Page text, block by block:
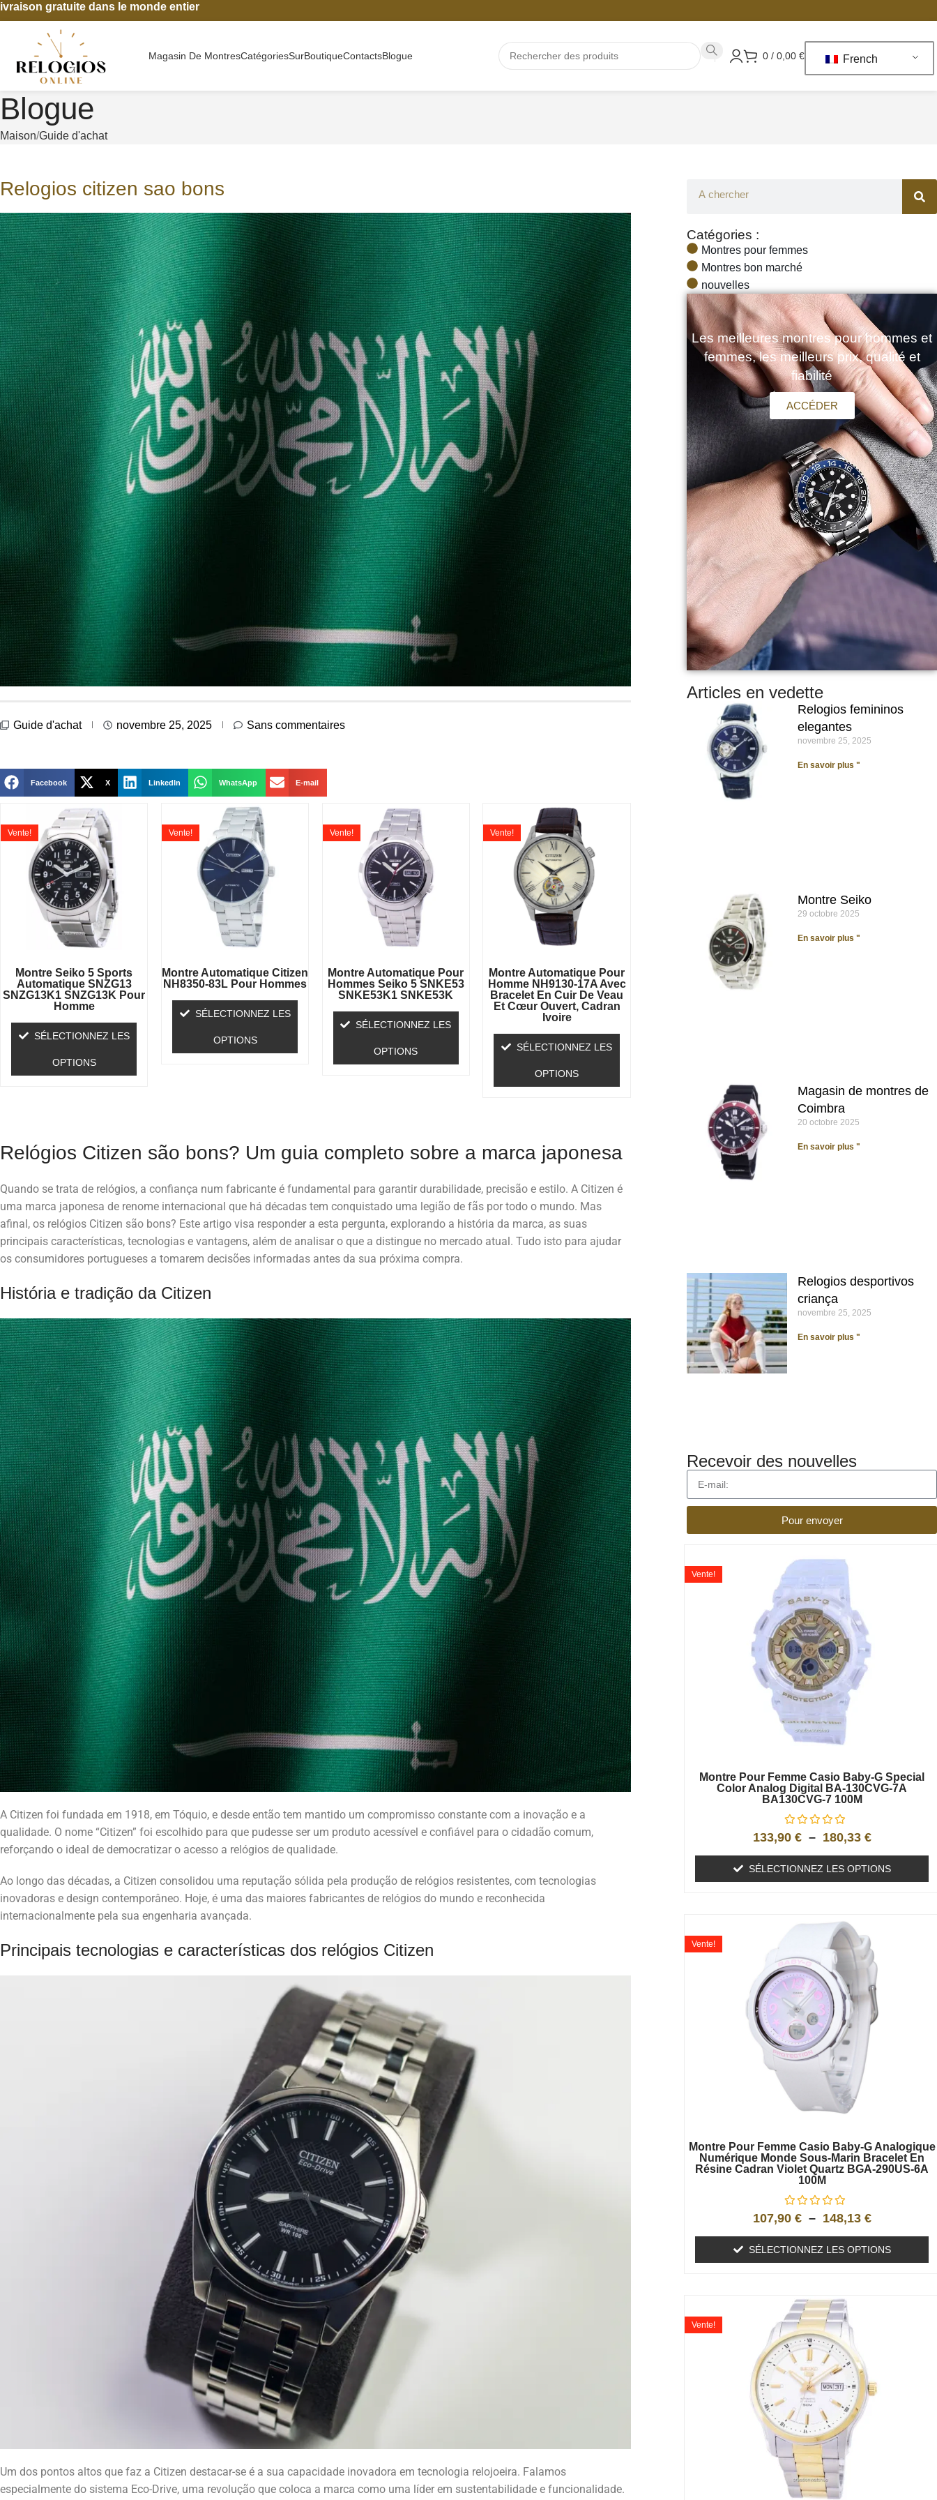
gratuite dans le monde entier
Magasin De MontresCatégoriesSurBoutiqueContactsBlogue 0 / 0,00 € French
Blogue
Maison Guide d'achat
Relogios citizen sao bons
Guide d'achat novembre 25, 2025 Sans commentaires
Facebook X LinkedIn WhatsApp E-mail
Montre Seiko 5 Sports
Automatique SNZG13
SNZG13K1 SNZG13K Pour
Homme
Vente!
SÉLECTIONNEZ LES
OPTIONS
Montre Automatique Citizen
NH8350-83L Pour Hommes
Vente!
SÉLECTIONNEZ LES
OPTIONS
Montre Automatique Pour
Hommes Seiko 5 SNKE53
SNKE53K1 SNKE53K
Vente!
SÉLECTIONNEZ LES
OPTIONS
Montre Automatique Pour
Homme NH9130-17A Avec
Bracelet En Cuir De Veau
Et Cœur Ouvert, Cadran
Ivoire
Vente!
SÉLECTIONNEZ LES
OPTIONS
Relógios Citizen são bons? Um guia completo sobre a marca japonesa
Quando se trata de relógios, a confiança num fabricante é fundamental para garantir durabilidade, precisão e estilo. A Citizen é
uma marca japonesa de renome internacional que há décadas tem conquistado uma legião de fãs por todo o mundo. Mas
afinal, os relógios Citizen são bons? Este artigo visa responder a esta pergunta, explorando a história da marca, as suas
principais características, tecnologias e vantagens, além de analisar o que a distingue no mercado atual. Tudo isto para ajudar
os consumidores portugueses a tomarem decisões informadas antes da sua próxima compra.
História e tradição da Citizen
A Citizen foi fundada em 1918, em Tóquio, e desde então tem mantido um compromisso constante com a inovação e a
qualidade. O nome “Citizen” foi escolhido para que pudesse ser um produto acessível e confiável para o cidadão comum,
reforçando o ideal de democratizar o acesso a relógios de qualidade.
Ao longo das décadas, a Citizen consolidou uma reputação sólida pela produção de relógios resistentes, com tecnologias
inovadoras e design contemporâneo. Hoje, é uma das maiores fabricantes de relógios do mundo e reconhecida
internacionalmente pela sua engenharia avançada.
Principais tecnologias e características dos relógios Citizen
Um dos pontos altos que faz a Citizen destacar-se é a sua capacidade inovadora em tecnologia relojoeira. Falamos
especialmente do sistema Eco-Drive, uma revolução que coloca a marca como uma líder em sustentabilidade e funcionalidade.
Catégories :
Montres pour femmes
Montres bon marché
nouvelles
Les meilleures montres pour hommes et
femmes, les meilleurs prix, qualité et
fiabilité
ACCÉDER
Articles en vedette
Relogios femininos
elegantes
novembre 25, 2025
En savoir plus "
Montre Seiko
29 octobre 2025
En savoir plus "
Magasin de montres de
Coimbra
20 octobre 2025
En savoir plus "
Relogios desportivos
criança
novembre 25, 2025
En savoir plus "
Recevoir des nouvelles
Pour envoyer
Montre Pour Femme Casio Baby-G Special
Color Analog Digital BA-130CVG-7A
BA130CVG-7 100M
Vente!
133,90 € – 180,33 €
SÉLECTIONNEZ LES OPTIONS
Montre Pour Femme Casio Baby-G Analogique
Numérique Monde Sous-Marin Bracelet En
Résine Cadran Violet Quartz BGA-290US-6A
100M
Vente!
107,90 € – 148,13 €
SÉLECTIONNEZ LES OPTIONS
Vente!